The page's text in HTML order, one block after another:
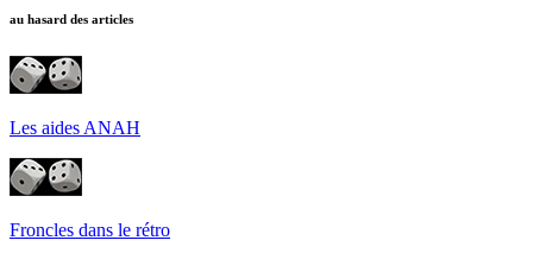
au hasard des articles
Les aides ANAH
Froncles dans le rétro